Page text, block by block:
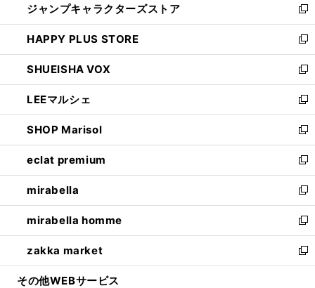
く
ィ
ン
ド
ウ
で
開
く
い
ウ
ィ
ン
ド
ウ
で
開
く
ジャンプキャラクターズストア
新
し
い
ウ
ィ
ン
ド
ウ
で
開
く
HAPPY PLUS STORE
新
し
い
ウ
ィ
ン
ド
ウ
で
開
く
SHUEISHA VOX
新
し
い
ウ
ィ
ン
ド
ウ
で
開
く
LEEマルシェ
新
し
い
ウ
ィ
ン
ド
ウ
で
開
く
SHOP Marisol
新
し
い
ウ
ィ
ン
ド
ウ
で
開
eclat premium
新
し
い
ウ
ィ
ン
ド
ウ
mirabella
新
し
い
ウ
ィ
ン
mirabella homme
新
し
い
ウ
zakka market
新
し
その他WEBサービス